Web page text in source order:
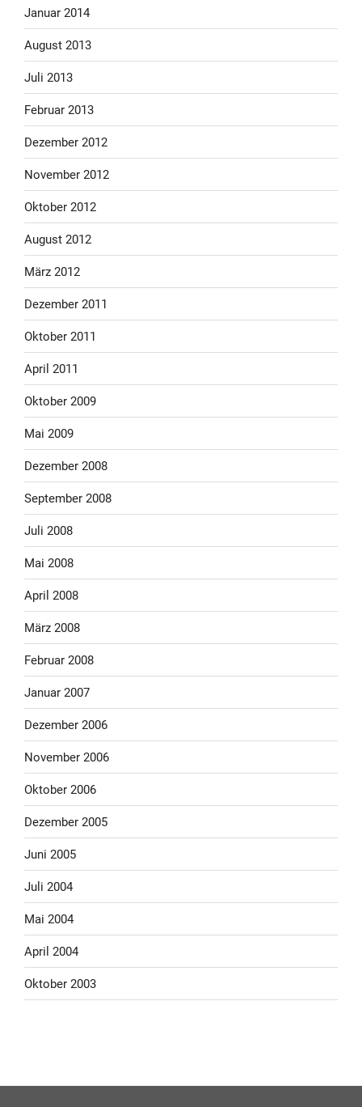
Januar 2014
August 2013
Juli 2013
Februar 2013
Dezember 2012
November 2012
Oktober 2012
August 2012
März 2012
Dezember 2011
Oktober 2011
April 2011
Oktober 2009
Mai 2009
Dezember 2008
September 2008
Juli 2008
Mai 2008
April 2008
März 2008
Februar 2008
Januar 2007
Dezember 2006
November 2006
Oktober 2006
Dezember 2005
Juni 2005
Juli 2004
Mai 2004
April 2004
Oktober 2003